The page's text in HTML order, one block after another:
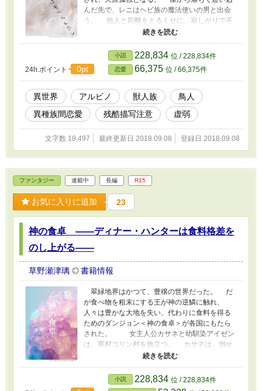
んだ先で、レニはヘビ族の魔法使いの男と出会
う。 他人と距離をとるくせに、寂しがりで不
器用な男の優しさに、違う種族でありながら、
レニは惹かれていく。 ・残酷描写がありますの
で、ご注意ください。流血表現、注意。 ・タイ
トルがきわどいですが、恋愛ではR15すら入り
ませんのでご安心を。 ・小説家になろうでも公
開しています。
https://ncode.syosetu.com/n4035ez/
24h.ポイント 0pt
小説 228,834 位 / 228,834件
恋愛 66,375 位 / 66,375件
異世界 アルビノ 獣人族
鳥人
異種族間恋愛
残酷描写注意 虚弱
文字数 18,497 最終更新日 2018.09.08 登録日 2018.09.08
ファンタジー 連載中 長編 R15
お気に入りに追加 23
神の食卓 ――ディナー・ハンターは食料格差を
のし上がる――
草野瀬津璃 書籍情報
翠緑地界はかつて、豊穣の世界だった。 だ
が食べ物を粗末にする王が神の逆鱗に触れ、
人々は豊かな大地を失い、代わりに食料を得る
ためのダンジョン＜神の食卓＞が各国にもたら
された。 女主人公カサネと幼馴染アイゼン
は、寒村コリン村を旅立つ。 カサネは、倒せ
ばごちそうを落とすディナー・モンスター、通
称・ディナモンを倒すディナー・ハンターとな
り、空腹を満たし、村に支援して、共に豊かに
なるために。 幼馴染の少年アイゼンは名を上
小説 228,834 位 / 228,834件